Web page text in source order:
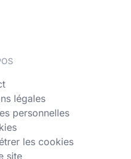
légales
personnelles
les cookies
site